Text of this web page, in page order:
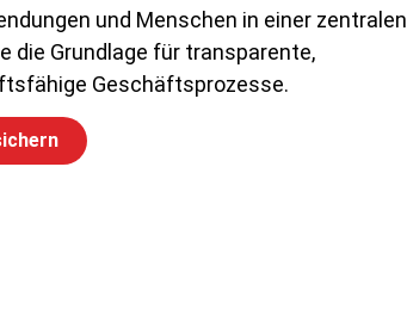
und Menschen in einer zentralen
die Grundlage für transparente,
Geschäftsprozesse.